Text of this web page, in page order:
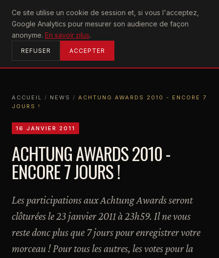
Ce site utilise un cookie de session et, si vous l'acceptez,
Google Analytics pour mesurer son audience de façon
anonyme. En savoir plus.
REFUSER ACCEPTER
U2achtung
ACCUEIL
ACCUEIL / NEWS / ACHTUNG AWARDS 2010 - ENCORE 7
JOURS !
16 JANVIER 2011
ACHTUNG AWARDS 2010 -
ENCORE 7 JOURS !
Les participations aux Achtung Awards seront
clôturées le 23 janvier 2011 à 23h59. Il ne vous
reste donc plus que 7 jours pour enregistrer votre
morceau ! Pour tous les autres, les votes pour la